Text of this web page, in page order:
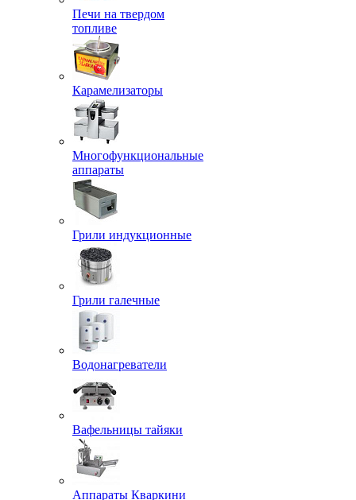
Печи на твердом
топливе
Карамелизаторы
Многофункциональные
аппараты
Грили индукционные
Грили галечные
Водонагреватели
Вафельницы тайяки
Аппараты Кваркини